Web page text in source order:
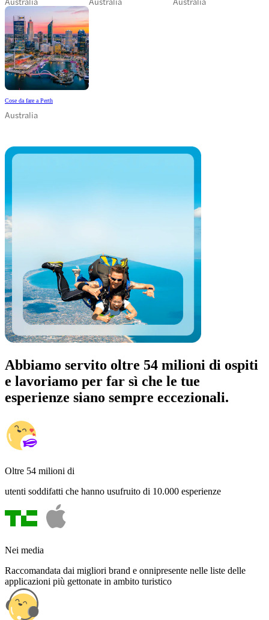
Cose da fare a Perth
Australia
Abbiamo servito oltre 54 milioni di ospiti
e lavoriamo per far sì che le tue
esperienze siano sempre eccezionali.
Oltre 54 milioni di
utenti soddifatti che hanno usufruito di 10.000 esperienze
Nei media
Raccomandata dai migliori brand e onnipresente nelle liste delle
applicazioni più gettonate in ambito turistico